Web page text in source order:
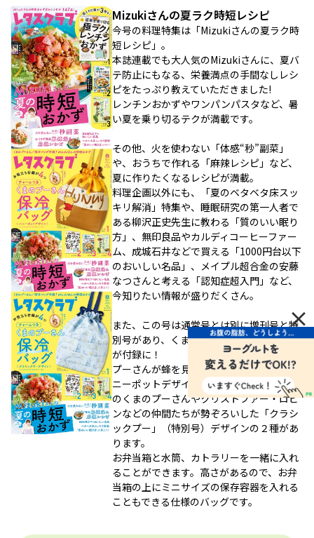
Mizukiさんの夏ラク時短レシピ
今号の料理特集は「Mizukiさんの夏ラク時
短レシピ」。
本誌連載でも大人気のMizukiさんに、夏バ
テ防止にもなる、栄養満点の手間なしレシ
ピをたっぷり教えていただきました!
レンチンおかずやワンパンパスタなど、暑
い夏を乗り切るテクが満載です。
その他、火を使わない「体感“秒”副菜」
や、おうちで作れる「麻辣レシピ」など、
夏に作りたくなるレシピが満載。
料理企画以外にも、「夏のベタベタ床スッ
キリ解消」特集や、睡眠研究の第一人者で
ある柳沢正史先生に教わる「質のいい眠り
方」、無印良品やカルディコーヒーファー
ム、成城石井などで買える「1000円台以下
のおいしい名品」、メイプル超合金の安藤
なつさんと考える「認知症超入門」など、
今知りたい情報が盛りだくさん。
また、この号は通常号とは別に増刊号と特
別号があり、くまのプーさんの保冷バッグ
が付録に！
プーさんが蜂を見ている姿がかわいい「ハ
ニーポットデザイン」（増刊号）と、原作
のくまのプーさんやクリストファー・ロビ
ンなどの仲間たちが勢ぞろいした「クラシ
ックプー」（特別号）デザインの２種があ
ります。
お弁当箱と水筒、カトラリーを一緒に入れ
ることができます。高さがあるので、お弁
当箱の上にミニサイズの保存容器を入れる
こともできる仕様のバッグです。
×